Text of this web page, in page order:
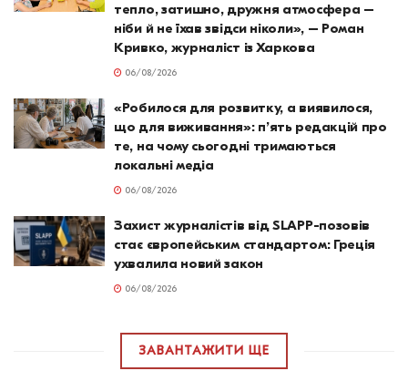
тепло, затишно, дружня атмосфера –
ніби й не їхав звідси ніколи», – Роман
Кривко, журналіст із Харкова
06/08/2026
«Робилося для розвитку, а виявилося,
що для виживання»: п’ять редакцій про
те, на чому сьогодні тримаються
локальні медіа
06/08/2026
Захист журналістів від SLAPP-позовів
стає європейським стандартом: Греція
ухвалила новий закон
06/08/2026
ЗАВАНТАЖИТИ ЩЕ